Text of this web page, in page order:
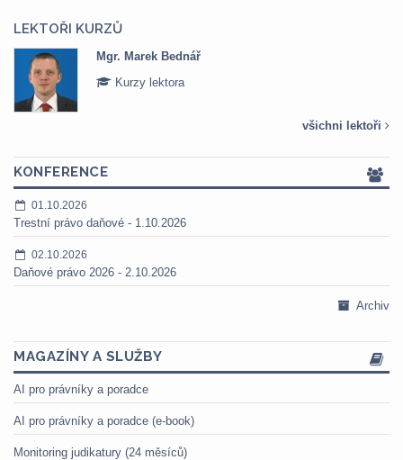
LEKTOŘI KURZŮ
Mgr. Veronika Pázmányová
všichni lektoři
KONFERENCE
01.10.2026
Trestní právo daňové - 1.10.2026
02.10.2026
Daňové právo 2026 - 2.10.2026
Archiv
MAGAZÍNY A SLUŽBY
AI pro právníky a poradce
AI pro právníky a poradce (e-book)
Monitoring judikatury (24 měsíců)